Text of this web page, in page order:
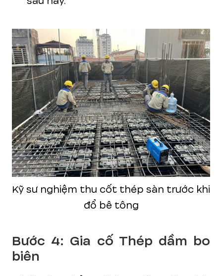
Kỹ sư nghiệm thu cốt thép sàn trước khi
đổ bê tông
Bước 4: Gia cố Thép dầm bo
biên